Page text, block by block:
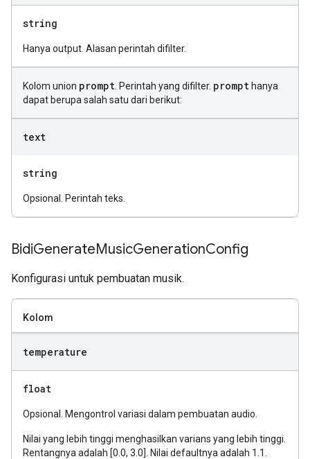
string
Hanya output. Alasan perintah difilter.
Kolom union prompt . Perintah yang difilter. prompt hanya
dapat berupa salah satu dari berikut:
text
string
Opsional. Perintah teks.
BidiGenerateMusicGenerationConfig
Konfigurasi untuk pembuatan musik.
Kolom
temperature
float
Opsional. Mengontrol variasi dalam pembuatan audio.
Nilai yang lebih tinggi menghasilkan varians yang lebih tinggi.
Rentangnya adalah [0.0, 3.0]. Nilai defaultnya adalah 1.1.